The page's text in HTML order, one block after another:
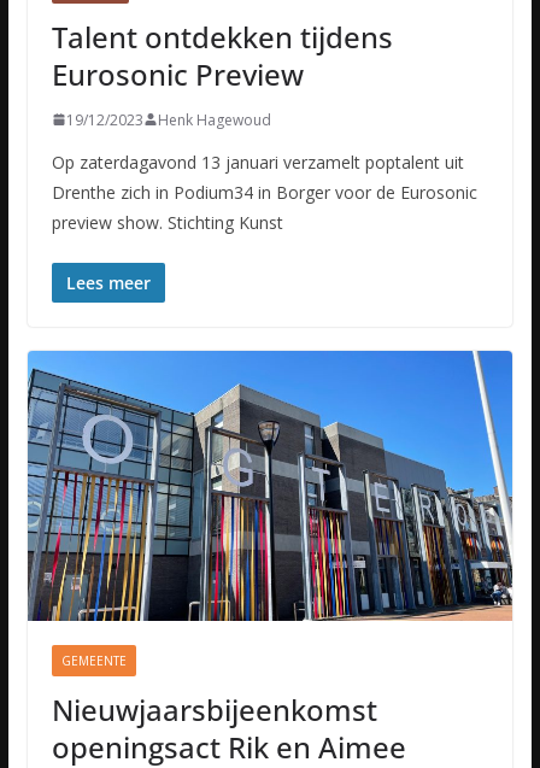
Talent ontdekken tijdens
Eurosonic Preview
19/12/2023 Henk Hagewoud
Op zaterdagavond 13 januari verzamelt poptalent uit
Drenthe zich in Podium34 in Borger voor de Eurosonic
preview show. Stichting Kunst
Lees meer
GEMEENTE
Nieuwjaarsbijeenkomst
openingsact Rik en Aimee